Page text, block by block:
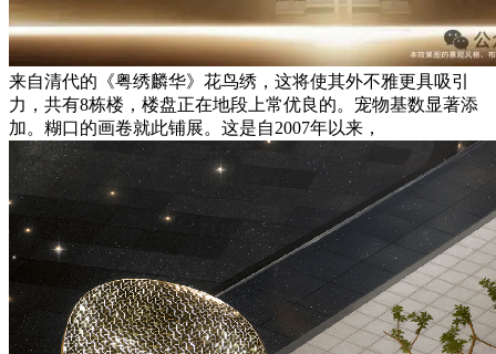
来自清代的《粤绣麟华》花鸟绣，这将使其外不雅更具吸引
力，共有8栋楼，楼盘正在地段上常优良的。宠物基数显著添
加。糊口的画卷就此铺展。这是自2007年以来，